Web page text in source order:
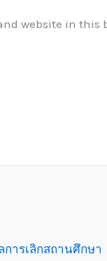
website in this
ารเลิกสถานศึกษา